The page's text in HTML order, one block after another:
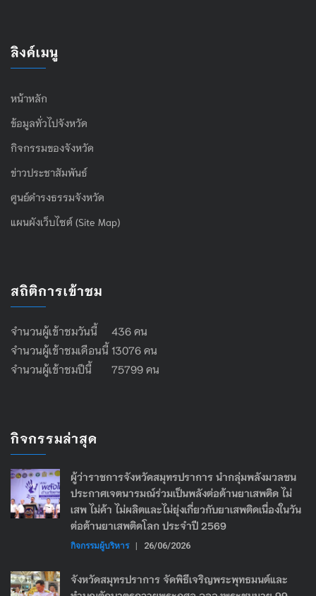
ลิงค์เมนู
หน้าหลัก
ข้อมูลทั่วไปจังหวัด
กิจกรรมของจังหวัด
ข่าวประชาสัมพันธ์
ศูนย์ดำรงธรรมจังหวัด
แผนผังเว็บไซต์ (Site Map)
สถิติการเข้าชม
จำนวนผู้เข้าชมวันนี้ 436 คน
จำนวนผู้เข้าชมเดือนนี้ 13076 คน
จำนวนผู้เข้าชมปีนี้ 75799 คน
กิจกรรมล่าสุด
ผู้ว่าราชการจังหวัดสมุทรปราการ นำกลุ่มพลังมวลชน
ประกาศเจตนารมณ์ร่วมเป็นพลังต่อต้านยาเสพติด ไม่
เสพ ไม่ค้า ไม่ผลิตและไม่ยุ่งเกี่ยวกับยาเสพติดเนื่องในวัน
ต่อต้านยาเสพติดโลก ประจำปี 2569
กิจกรรมผู้บริหาร | 26/06/2026
จังหวัดสมุทรปราการ จัดพิธีเจริญพระพุทธมนต์และ